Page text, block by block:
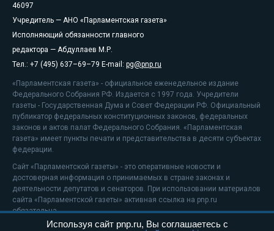
46097
Учредитель — АНО «Парламентская газета»
Исполняющий обязанности главного
редактора — Абдуллаев М.Р.
Тел.: +7 (495) 637–69–79 E-mail: pg@pnp.ru
«Парламентская газета» - официальное еженедельное издание
Федерального Собрания РФ. Издается с 1997 года. Учредители
газеты - Государственная Дума и Совет Федерации РФ. Официальный
публикатор федеральных конституционных законов, федеральных
законов и актов палат Федерального Собрания. «Парламентская
газета» имеет пункты печати и представительства в десяти субъектах
федерации.
Сайт «Парламентской газеты» - это оперативные новости и
достоверная информация о принимаемых в стране законах и
деятельности депутатов и сенаторов. При использовании материалов
сайта «Парламентской газеты» активная ссылка на pnp.ru
обязательна.
На информационном ресурсе применяютсярекомендательные
Используя сайт pnp.ru, Вы соглашаетесь с